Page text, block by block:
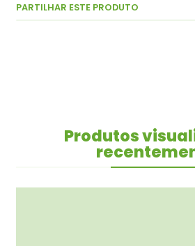
PARTILHAR ESTE PRODUTO
Produtos